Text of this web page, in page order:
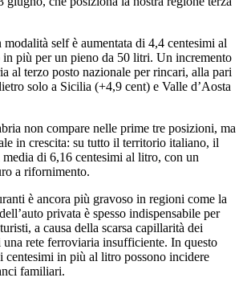
self è aumentata di 4,4 centesimi al
più per un pieno da 50 litri. Un incremento
al terzo posto nazionale per rincari, alla pari
solo a Sicilia (+4,9 cent) e Valle d’Aosta
non compare nelle prime tre posizioni, ma
in crescita: su tutto il territorio italiano, il
media di 6,16 centesimi al litro, con un
a rifornimento.
è ancora più gravoso in regioni come la
privata è spesso indispensabile per
a causa della scarsa capillarità dei
rete ferroviaria insufficiente. In questo
centesimi in più al litro possono incidere
familiari.